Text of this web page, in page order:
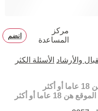
مركز
المساعدة
انضم
والأرشاد الأسئلة الكثر
عاما أو أكثر